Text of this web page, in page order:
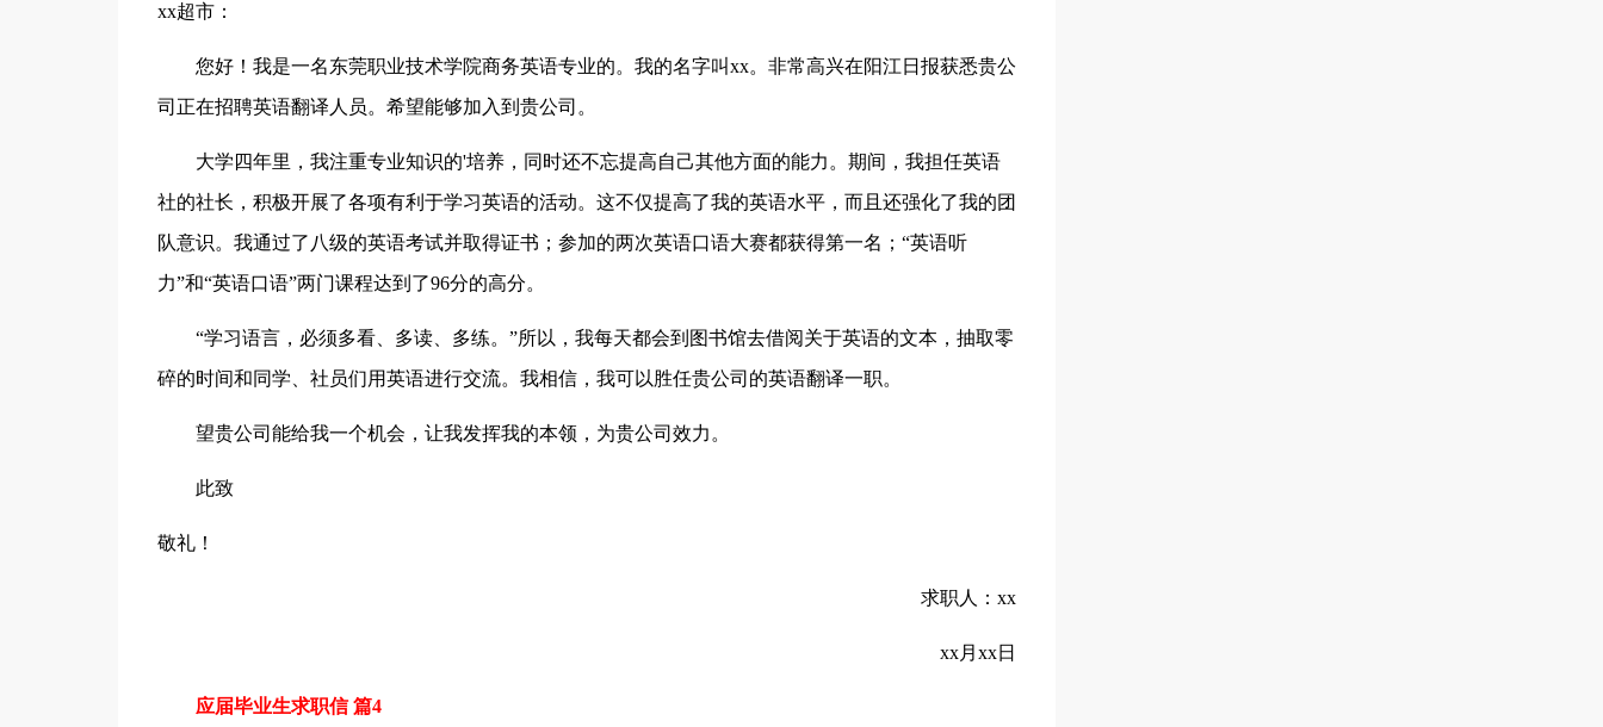
xx超市：
您好！我是一名东莞职业技术学院商务英语专业的。我的名字叫xx。非常高兴在阳江日报获悉贵公
司正在招聘英语翻译人员。希望能够加入到贵公司。
大学四年里，我注重专业知识的'培养，同时还不忘提高自己其他方面的能力。期间，我担任英语
社的社长，积极开展了各项有利于学习英语的活动。这不仅提高了我的英语水平，而且还强化了我的团
队意识。我通过了八级的英语考试并取得证书；参加的两次英语口语大赛都获得第一名；“英语听
力”和“英语口语”两门课程达到了96分的高分。
“学习语言，必须多看、多读、多练。”所以，我每天都会到图书馆去借阅关于英语的文本，抽取零
碎的时间和同学、社员们用英语进行交流。我相信，我可以胜任贵公司的英语翻译一职。
望贵公司能给我一个机会，让我发挥我的本领，为贵公司效力。
此致
敬礼！
求职人：xx
xx月xx日
应届毕业生求职信 篇4